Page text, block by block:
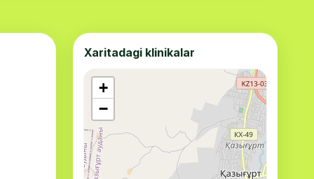
Xaritadagi klinikalar
+
−